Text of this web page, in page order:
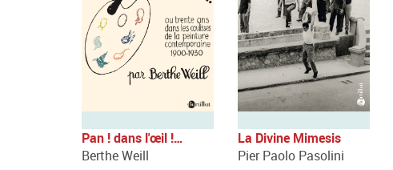
Pan ! dans l'œil !…
Berthe Weill
La Divine Mimesis
Pier Paolo Pasolini